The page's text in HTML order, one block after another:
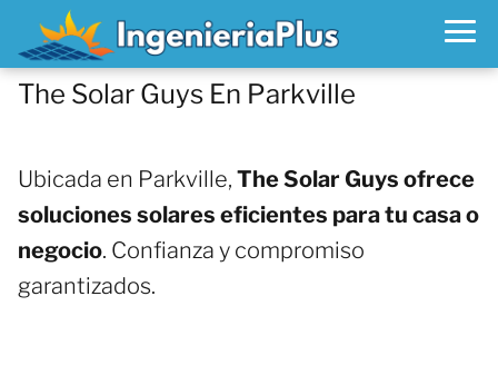
The Solar Guys En Parkville
Ubicada en Parkville, The Solar Guys ofrece
soluciones solares eficientes para tu casa o
negocio. Confianza y compromiso
garantizados.